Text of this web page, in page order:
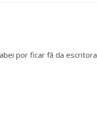
por ficar fã da escritora